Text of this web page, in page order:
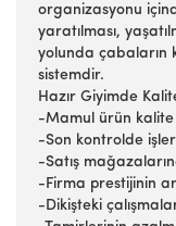
organizasyonu
yaratılması,
yolunda çabaların
sistemdir.
Hazır Giyimde
-Mamul ürün kalite
-Son kontrolde
-Satış
-Firma prestijinin
-Dikişteki